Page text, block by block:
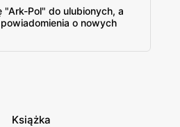
"Ark-Pol" do ulubionych, a
o nowych
Książka